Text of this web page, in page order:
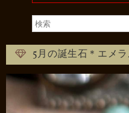
5月の誕生石＊エメ